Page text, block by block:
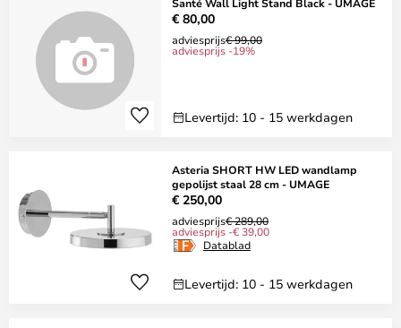
€ 80,00
adviesprijs€ 99,00
adviesprijs -19%
Levertijd: 10 - 15 werkdagen
Asteria SHORT HW LED wandlamp
gepolijst staal 28 cm - UMAGE
€ 250,00
adviesprijs€ 289,00
adviesprijs -€ 39,00
Datablad
Levertijd: 10 - 15 werkdagen